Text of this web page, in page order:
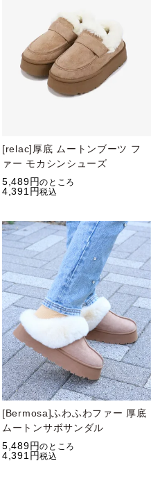
[relac]厚底 ムートンブーツ フ
ァー モカシンシューズ
5,489
のところ
4,391 税込
[Bermosa]ふわふわファー 厚底
ムートンサボサンダル
5,489
のところ
4,391 税込